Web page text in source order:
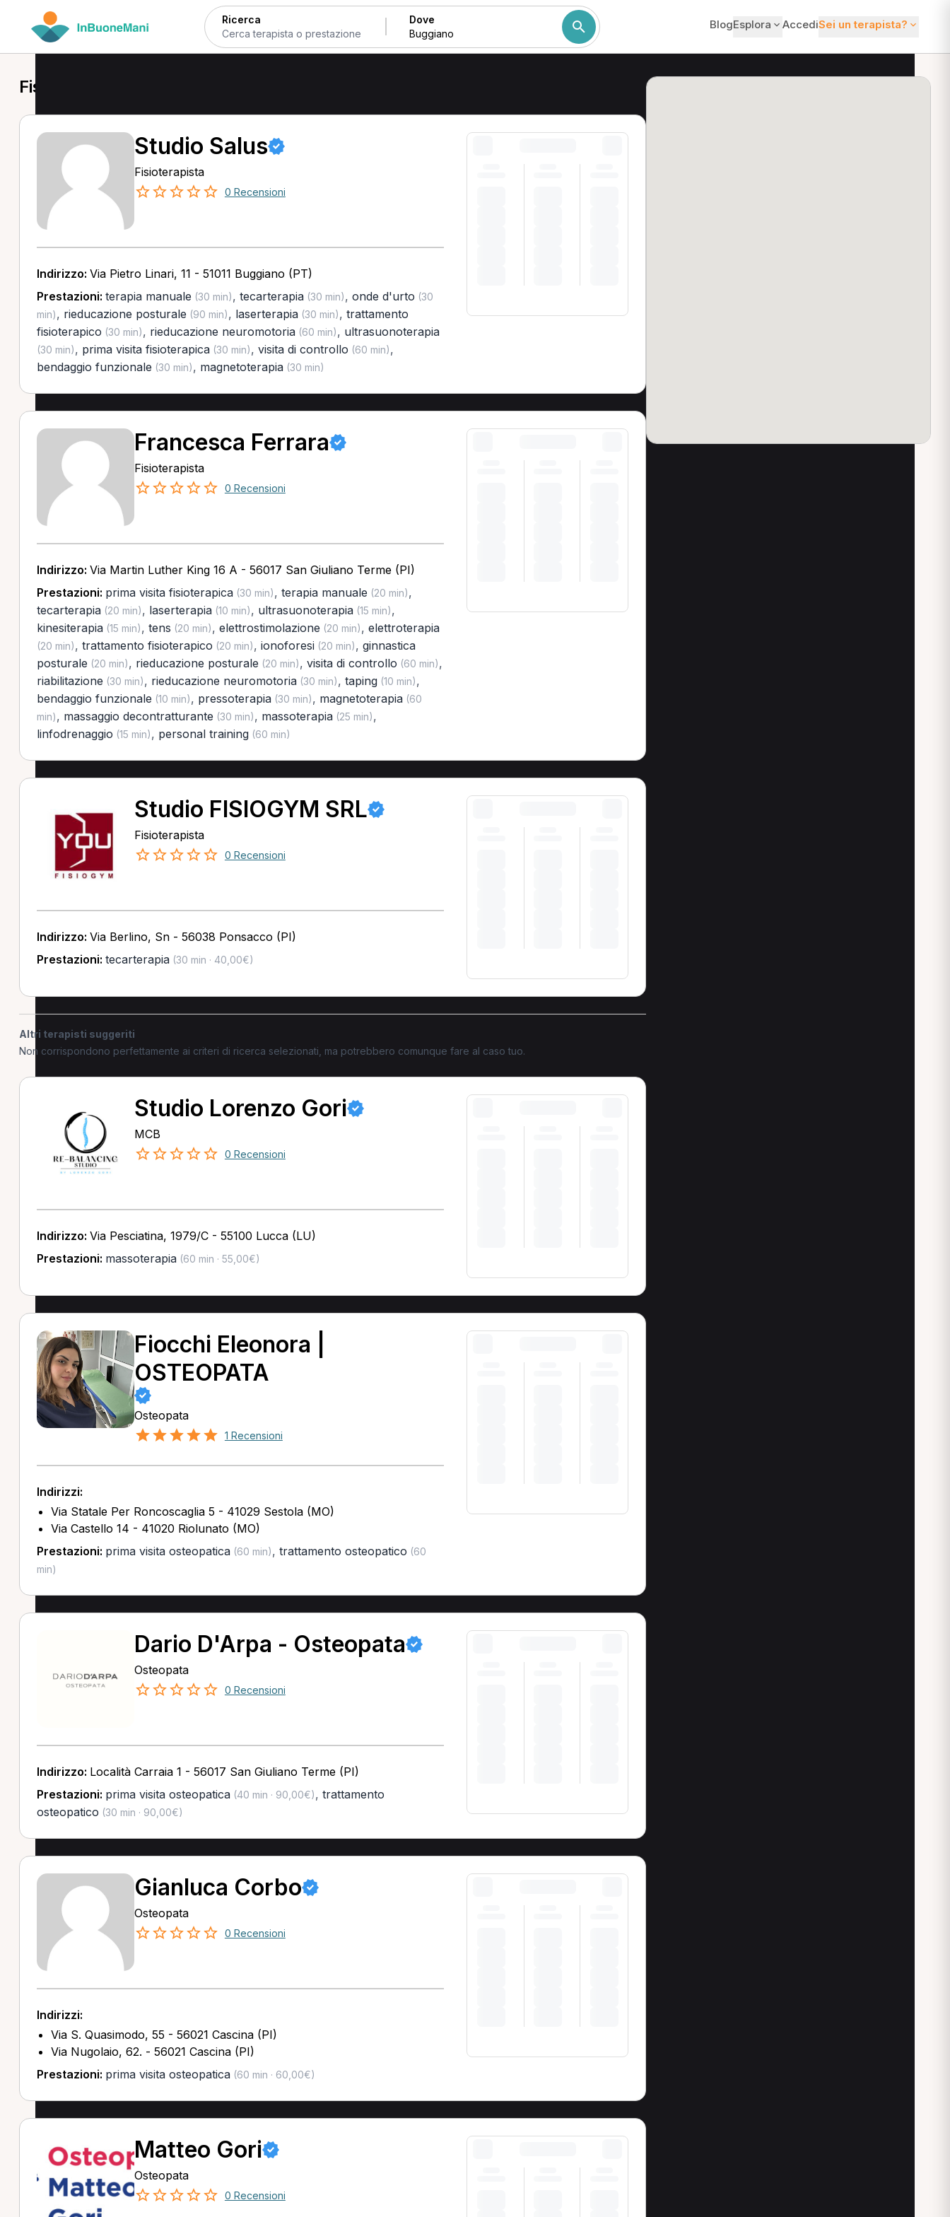
Ricerca Dove BlogEsplora AccediSei un terapista?
Fisioterapista a Buggiano
Studio Salus
Fisioterapista
0 Recensioni
Indirizzo: Via Pietro Linari, 11 - 51011 Buggiano (PT)
Prestazioni: terapia manuale (30 min), tecarterapia(30 min), onde d'urto (30
min), rieducazione posturale (90 min), laserterapia(30 min), trattamento
fisioterapico (30 min), rieducazione neuromotoria(60 min), ultrasuonoterapia
(30 min), prima visita fisioterapica(30 min), visita di controllo (60 min),
bendaggio funzionale (30 min), magnetoterapia(30 min)
Francesca Ferrara
Fisioterapista
0 Recensioni
Indirizzo: Via Martin Luther King 16 A - 56017 San Giuliano Terme (PI)
Prestazioni: prima visita fisioterapica(30 min), terapia manuale (20 min),
tecarterapia(20 min), laserterapia(10 min), ultrasuonoterapia(15 min),
kinesiterapia(15 min), tens (20 min), elettrostimolazione (20 min), elettroterapia
(20 min), trattamento fisioterapico (20 min), ionoforesi(20 min), ginnastica
posturale (20 min), rieducazione posturale (20 min), visita di controllo (60 min),
riabilitazione (30 min), rieducazione neuromotoria(30 min), taping(10 min),
bendaggio funzionale (10 min), pressoterapia(30 min), magnetoterapia(60
min), massaggio decontratturante (30 min), massoterapia(25 min),
linfodrenaggio (15 min), personal training(60 min)
Studio FISIOGYM SRL
Fisioterapista
0 Recensioni
Indirizzo: Via Berlino, Sn - 56038 Ponsacco (PI)
Prestazioni: tecarterapia(30 min · 40,00€)
Altri terapisti suggeriti
Non corrispondono perfettamente ai criteri di ricerca selezionati, ma potrebbero comunque fare al caso tuo.
Studio Lorenzo Gori
MCB
0 Recensioni
Indirizzo: Via Pesciatina, 1979/C - 55100 Lucca (LU)
Prestazioni: massoterapia(60 min · 55,00€)
Fiocchi Eleonora |
OSTEOPATA
Osteopata
1 Recensioni
Indirizzi:
Via Statale Per Roncoscaglia 5 - 41029 Sestola (MO)
Via Castello 14 - 41020 Riolunato (MO)
Prestazioni: prima visita osteopatica(60 min), trattamento osteopatico (60
min)
Dario D'Arpa - Osteopata
Osteopata
0 Recensioni
Indirizzo: Località Carraia 1 - 56017 San Giuliano Terme (PI)
Prestazioni: prima visita osteopatica(40 min · 90,00€), trattamento
osteopatico (30 min · 90,00€)
Gianluca Corbo
Osteopata
0 Recensioni
Indirizzi:
Via S. Quasimodo, 55 - 56021 Cascina (PI)
Via Nugolaio, 62. - 56021 Cascina (PI)
Prestazioni: prima visita osteopatica(60 min · 60,00€)
Matteo Gori
Osteopata
0 Recensioni